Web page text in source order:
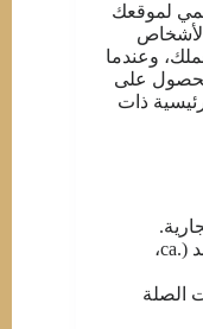
لموقعك
وعندما
على
ذات
فكر في النطاقات الخاصة بكل بلد (.ca،
الصلة